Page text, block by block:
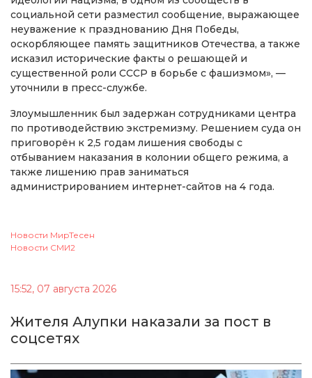
социальной сети разместил сообщение, выражающее
неуважение к празднованию Дня Победы,
оскорбляющее память защитников Отечества, а также
исказил исторические факты о решающей и
существенной роли СССР в борьбе с фашизмом», —
уточнили в пресс-службе.
Злоумышленник был задержан сотрудниками центра
по противодействию экстремизму. Решением суда он
приговорён к 2,5 годам лишения свободы с
отбыванием наказания в колонии общего режима, а
также лишению прав заниматься
администрированием интернет-сайтов на 4 года.
Новости МирТесен
Новости СМИ2
15:52, 07 августа 2026
Жителя Алупки наказали за пост в
соцсетях